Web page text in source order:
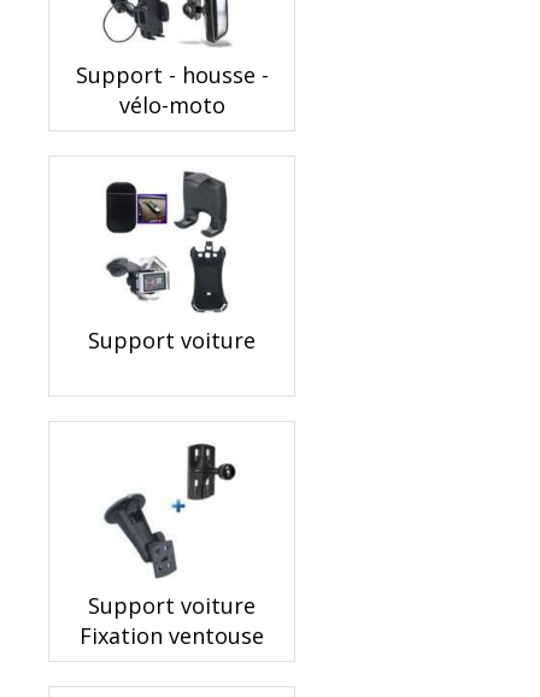
Support - housse -
vélo-moto
Support voiture
Support voiture
Fixation ventouse